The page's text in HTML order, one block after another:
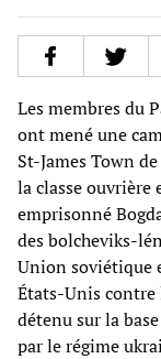
Les membres du
ont mené une
St-James Town
la classe
emprisonné
des bolcheviks-
Union soviétique
États-Unis contre
détenu sur la
par le régime